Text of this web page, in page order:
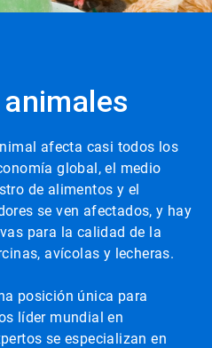
afecta casi todos los
global, el medio
de alimentos y el
se ven afectados, y hay
para la calidad de la
avícolas y lecheras.
posición única para
líder mundial en
se especializan en